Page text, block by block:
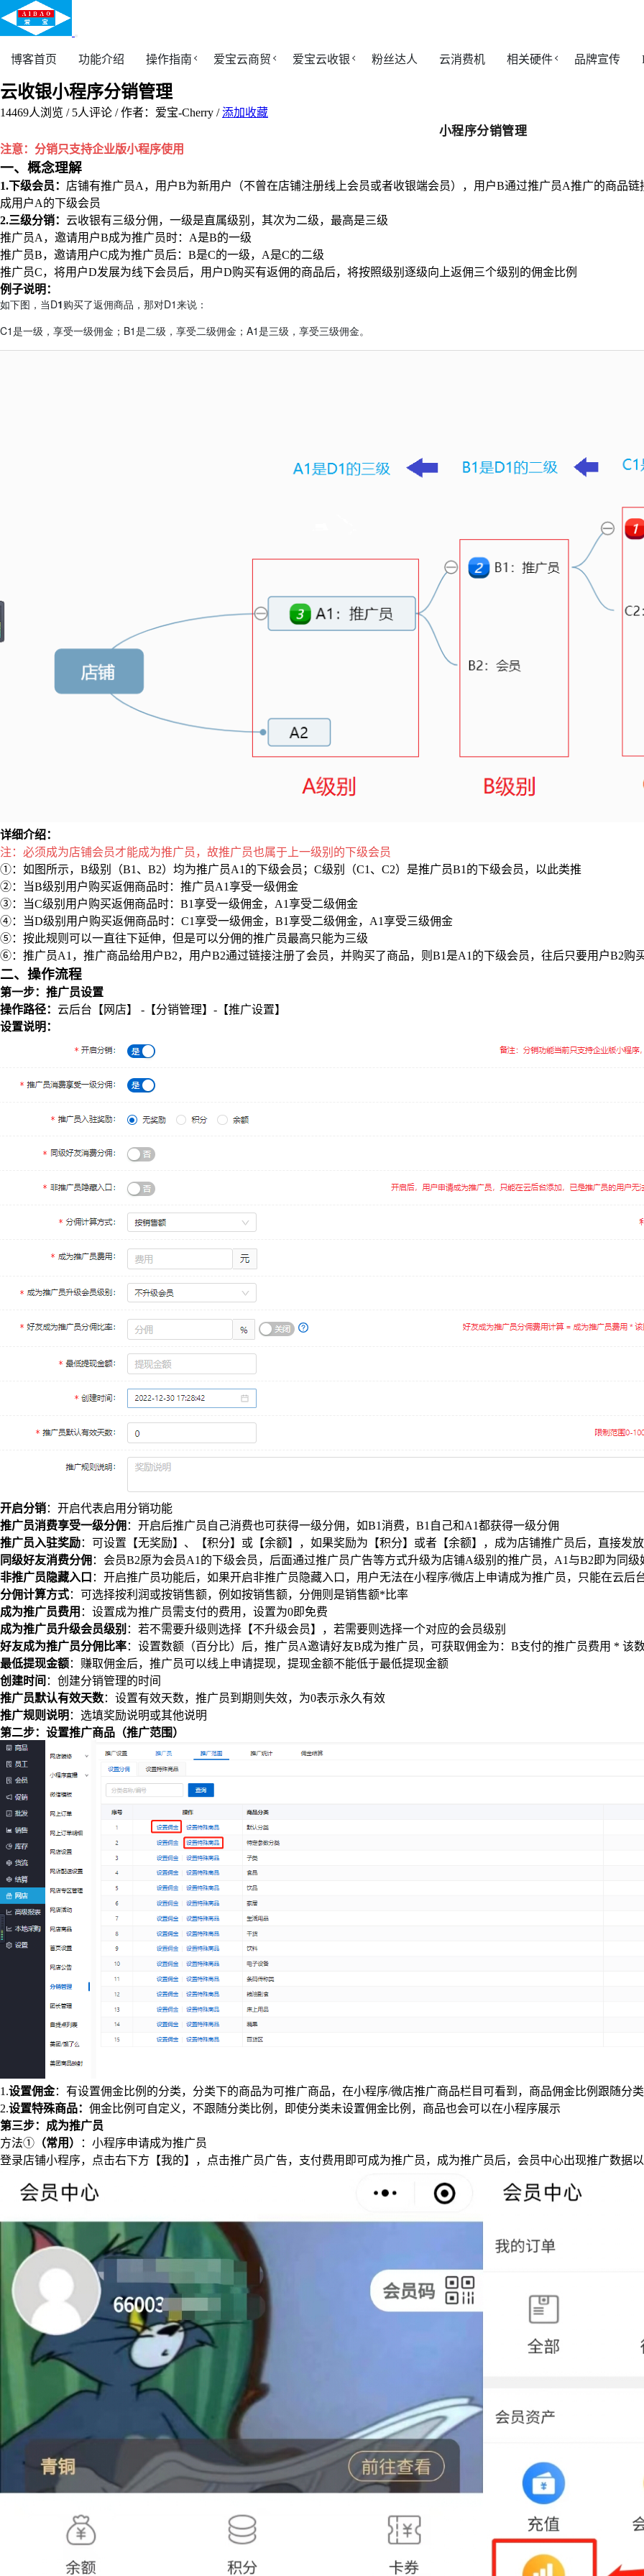
博客首页 功能介绍 操作指南 爱宝云商贸 爱宝云收银 粉丝达人 云消费机 相关硬件 品牌宣传
云收银小程序分销管理
14469人浏览 / 5人评论 /作者：爱宝-Cherry /添加收藏
小程序分销管理
注意：分销只支持企业版小程序使用
一、概念理解
1.下级会员： 店铺有推广员A，用户B为新用户（不曾在店铺注册线上会员或者收银端会员），用户B通过推广员A推广的商品
成用户A的下级会员
2.三级分销： 云收银有三级分佣，一级是直属级别，其次为二级，最高是三级
推广员A，邀请用户B成为推广员时：A是B的一级
推广员B，邀请用户C成为推广员后：B是C的一级，A是C的二级
推广员C，将用户D发展为线下会员后，用户D购买有返佣的商品后，将按照级别逐级向上返佣三个级别的佣金比例
例子说明：
如下图，当D1购买了返佣商品，那对D1来说：
C1是一级，享受一级佣金； B1是二级，享受二级佣金；A1是三级，享受三级佣金。
详细介绍：
注：必须成为店铺会员才能成为推广员，故推广员也属于上一级别的下级会员
①：如图所示，B级别（B1、B2）均为推广员A1的下级会员；C级别（C1、C2）是推广员B1的下级会员，以此类推
②：当B级别用户购买返佣商品时：推广员A1享受一级佣金
③：当C级别用户购买返佣商品时：B1享受一级佣金，A1享受二级佣金
④：当D级别用户购买返佣商品时：C1享受一级佣金，B1享受二级佣金，A1享受三级佣金
⑤：按此规则可以一直往下延伸，但是可以分佣的推广员最高只能为三级
⑥：推广员A1，推广商品给用户B2，用户B2通过链接注册了会员，并购买了商品，则B1是A1的下级会员，往后只要用户B2购
二、操作流程
第一步：推广员设置
操作路径： 云后台【网店】 -【分销管理】-【推广设置】
设置说明：
开启分销：开启代表启用分销功能
推广员消费享受一级分佣 ：开启后推广员自己消费也可获得一级分佣，如B1消费，B1自己和A1都获得一级分佣
推广员入驻奖励：可设置【无奖励】、【积分】或【余额】，如果奖励为【积分】或者【余额】，成为店铺推广员后，直接发
同级好友消费分佣 ：会员B2原为会员A1的下级会员，后面通过推广员广告等方式升级为店铺A级别的推广员，A1与B2即为同
非推广员隐藏入口 ：开启推广员功能后，如果开启非推广员隐藏入口，用户无法在小程序/微店上申请成为推广员，只能在云
分佣计算方式：可选择按利润或按销售额，例如按销售额，分佣则是销售额*比率
成为推广员费用 ：设置成为推广员需支付的费用，设置为0即免费
成为推广员升级会员级别 ：若不需要升级则选择【不升级会员】，若需要则选择一个对应的会员级别
好友成为推广员分佣比率：设置数额（百分比）后，推广员A邀请好友B成为推广员，可获取佣金为：B支付的推广员费用 * 该
最低提现金额：赚取佣金后，推广员可以线上申请提现，提现金额不能低于最低提现金额
创建时间 ：创建分销管理的时间
推广员默认有效天数：设置有效天数，推广员到期则失效，为0表示永久有效
推广规则说明 ：选填奖励说明或其他说明
第二步：设置推广商品（推广范围）
1.设置佣金：有设置佣金比例的分类，分类下的商品为可推广商品，在小程序/微店推广商品栏目可看到，商品佣金比例跟随分
2.设置特殊商品： 佣金比例可自定义，不跟随分类比例，即使分类未设置佣金比例，商品也会可以在小程序展示
第三步：成为推广员
方法① （常用）
：小程序申请成为推广员
登录店铺小程序，点击右下方【我的】，点击推广员广告，支付费用即可成为推广员，成为推广员后，会员中心出现推广数据